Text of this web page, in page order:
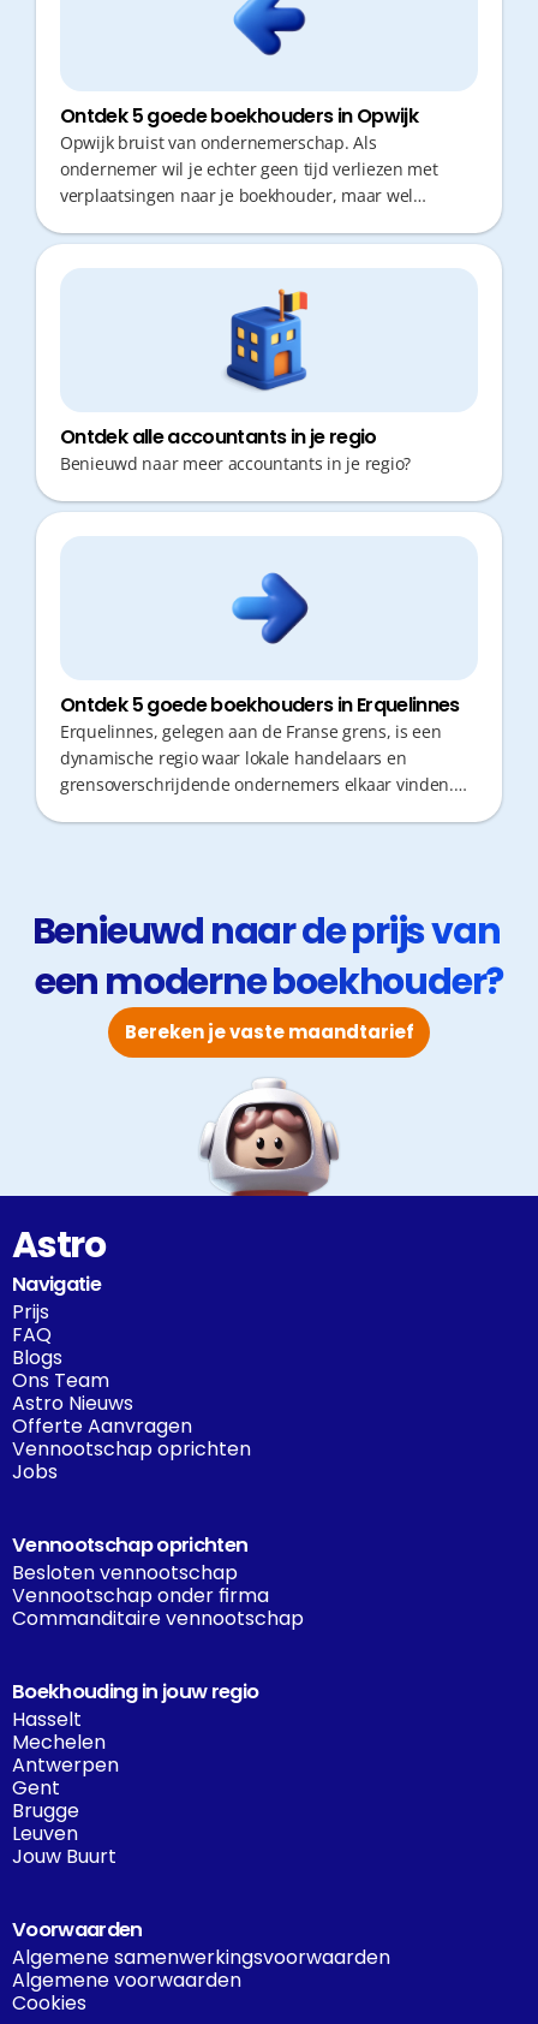
Ontdek 5 goede boekhouders in Opwijk
Opwijk bruist van ondernemerschap. Als
ondernemer wil je echter geen tijd verliezen met
verplaatsingen naar je boekhouder, maar wel
boekhoudkantoor in Opwijk hangt af van de balans
tussen digitaal gemak, snelle responstijden en
proactief fiscaal advies. Ontdek hier 5 sterke spelers
Ontdek alle accountants in je regio
Benieuwd naar meer accountants in je regio?
Ontdek 5 goede boekhouders in Erquelinnes
Erquelinnes, gelegen aan de Franse grens, is een
dynamische regio waar lokale handelaars en
grensoverschrijdende ondernemers elkaar vinden.
verliezen aan verplaatsingen of administratie. Snelle
responstijden en proactief advies maken in deze
moderne tijden het verschil tussen stilstand en groei.
Benieuwd naar de prijs van
een moderne boekhouder?
Bereken je vaste maandtarief
Astro
Navigatie
Prijs
FAQ
Blogs
Ons Team
Astro Nieuws
Offerte Aanvragen
Vennootschap oprichten
Jobs
Vennootschap oprichten
Besloten vennootschap
Vennootschap onder firma
Commanditaire vennootschap
Boekhouding in jouw regio
Hasselt
Mechelen
Antwerpen
Gent
Brugge
Leuven
Jouw Buurt
Voorwaarden
Algemene samenwerkingsvoorwaarden
Algemene voorwaarden
Cookies